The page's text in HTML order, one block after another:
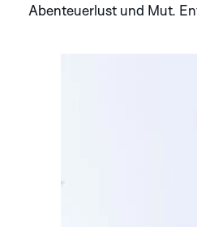
Abenteuerlust und Mut.